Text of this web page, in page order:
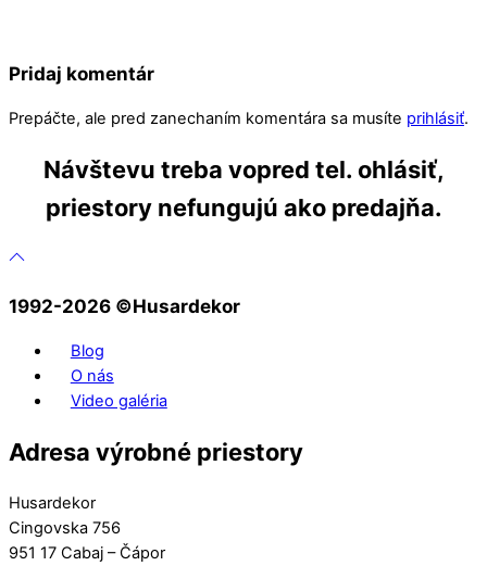
Pridaj komentár
Prepáčte, ale pred zanechaním komentára sa musíte prihlásiť.
Návštevu treba vopred tel. ohlásiť,
priestory nefungujú ako predajňa.
1992-2026 ©️Husardekor
Blog
O nás
Video galéria
Adresa výrobné priestory
Husardekor
Cingovska 756
951 17 Cabaj – Čápor